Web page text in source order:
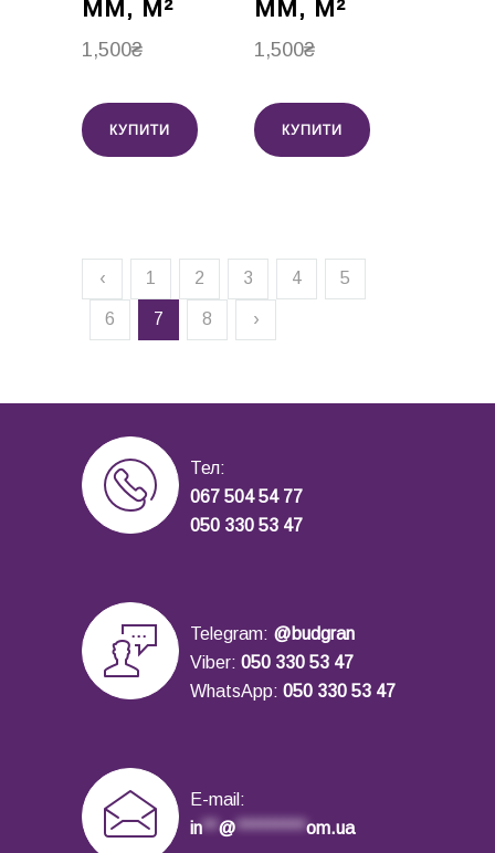
ММ, М²
1,500₴
КУПИТИ
ММ, М²
1,500₴
КУПИТИ
‹ 1 2 3 4 5
6 7 8 ›
Тел:
067 504 54 77
050 330 53 47
Telegram: @budgran
Viber: 050 330 53 47
WhatsApp: 050 330 53 47
E-mail:
in**@*********om.ua